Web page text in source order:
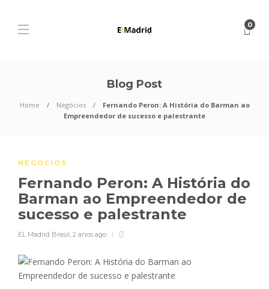
0
Blog Post
Home Negócios
Fernando Peron: A História do Barman ao
Empreendedor de sucesso e palestrante
NEGÓCIOS
Fernando Peron: A História do
Barman ao Empreendedor de
sucesso e palestrante
EL Madrid Brasil, 2 anos ago